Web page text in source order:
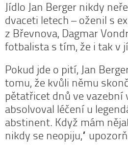
Jídlo Jan Berger nikdy
dvaceti letech – oženil s
z Břevnova, Dagmar
fotbalista s tím, že i tak v
Pokud jde o pití, Jan
tomu, že kvůli němu
pětatřicet dnů ve vazební
absolvoval léčení u
abstinent. Když mám
nikdy se neopiju,“